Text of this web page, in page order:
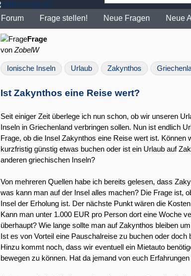
Forum Frage stellen! Neue Fragen Neue
Frage
von ZobelW
Ionische Inseln Urlaub Zakynthos
Ist Zakynthos eine Reise wert?
Seit einiger Zeit überlege ich nun schon, ob wir unseren
Inseln in Griechenland verbringen sollen. Nun ist endlich
Frage, ob die Insel Zakynthos eine Reise wert ist. Können
kurzfristig günstig etwas buchen oder ist ein Urlaub auf
anderen griechischen Inseln?
Von mehreren Quellen habe ich bereits gelesen, dass
was kann man auf der Insel alles machen? Die Frage ist,
Insel der Erholung ist. Der nächste Punkt wären die
Kann man unter 1.000 EUR pro Person dort eine Woche
überhaupt? Wie lange sollte man auf Zakynthos bleiben
Ist es von Vorteil eine Pauschalreise zu buchen oder
Hinzu kommt noch, dass wir eventuell ein Mietauto
bewegen zu können. Hat da jemand von euch